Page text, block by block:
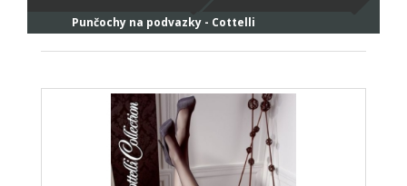
Punčochy na podvazky - Cottelli